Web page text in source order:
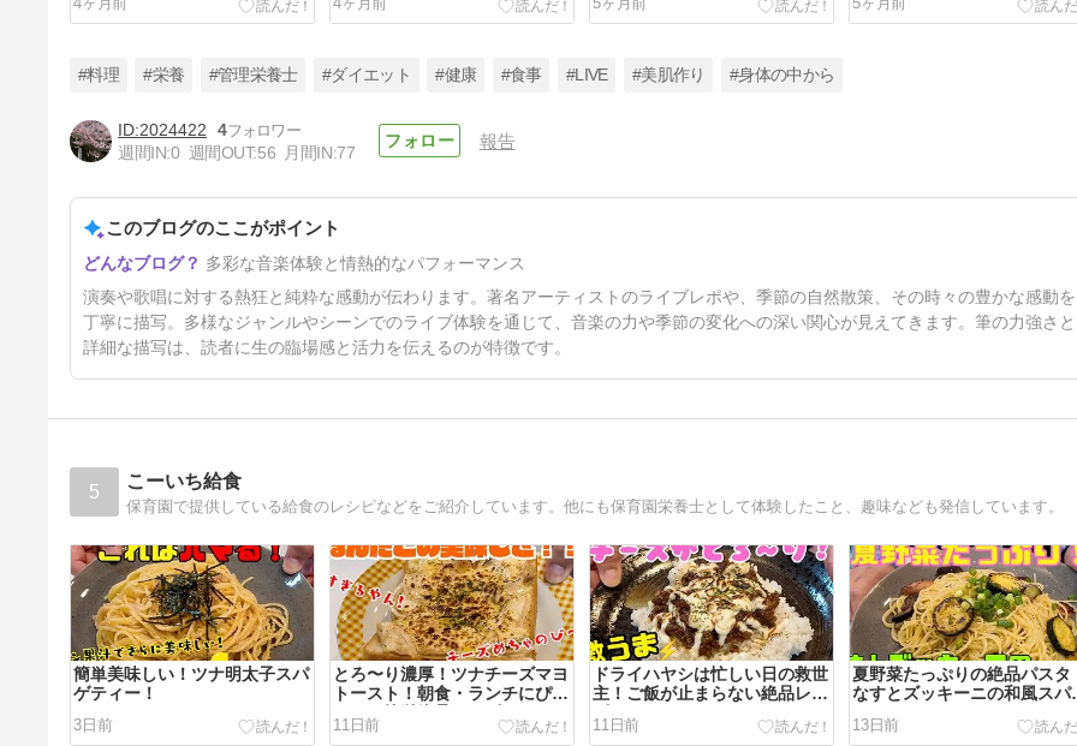
5ヶ月前
#料理 #栄養 #管理栄養士 #ダイエット #健康 #食事 #LIVE #美肌作り #身体の中から
2024422
4
週間IN:0 週間OUT:56 月間IN:77
報告
このブログのここがポイント
多彩な音楽体験と情熱的なパフォーマンス
演奏や歌唱に対する熱狂と純粋な感動が伝わります。著名アーティストのライブレポや、季節の自然散策、その時々の豊かな感動を
丁寧に描写。多様なジャンルやシーンでのライブ体験を通じて、音楽の力や季節の変化への深い関心が見えてきます。筆の力強さと
詳細な描写は、読者に生の臨場感と活力を伝えるのが特徴です。
5 こーいち給食
保育園で提供している給食のレシピなどをご紹介しています。他にも保育園栄養士として体験したこと、趣味なども発信しています。
簡単美味しい！ツナ明太子スパ
ゲティー！
3日前
とろ〜り濃厚！ツナチーズマヨ
トースト！朝食・ランチにぴっ
11日前
ドライハヤシは忙しい日の救世
主！ご飯が止まらない絶品レシ
11日前
夏野菜たっぷりの絶品パスタ
なすとズッキーニの和風スパ
13日前